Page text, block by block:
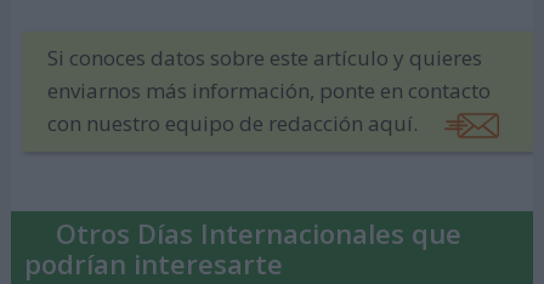
Si conoces datos sobre este artículo y quieres
enviarnos más información, ponte en contacto
con nuestro equipo de redacción aquí.
Otros Días Internacionales que
podrían interesarte